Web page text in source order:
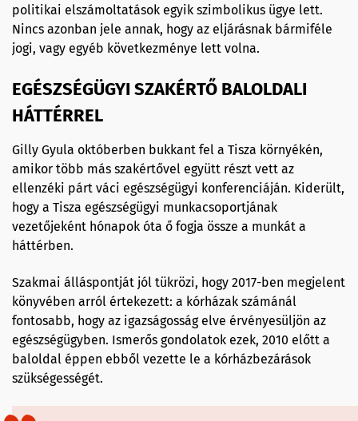
politikai elszámoltatások egyik szimbolikus ügye lett.
Nincs azonban jele annak, hogy az eljárásnak bármiféle
jogi, vagy egyéb következménye lett volna.
EGÉSZSÉGÜGYI SZAKÉRTŐ BALOLDALI
HÁTTÉRREL
Gilly Gyula októberben bukkant fel a Tisza környékén,
amikor több más szakértővel együtt részt vett az
ellenzéki párt váci egészségügyi konferenciáján. Kiderült,
hogy a Tisza egészségügyi munkacsoportjának
vezetőjeként hónapok óta ő fogja össze a munkát a
háttérben.
Szakmai álláspontját jól tükrözi, hogy 2017-ben megjelent
könyvében arról értekezett: a kórházak számánál
fontosabb, hogy az igazságosság elve érvényesüljön az
egészségügyben. Ismerős gondolatok ezek, 2010 előtt a
baloldal éppen ebből vezette le a kórházbezárások
szükségességét.